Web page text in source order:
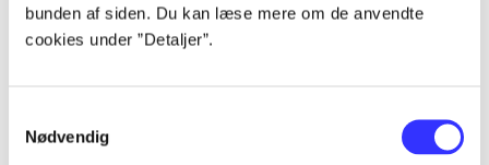
bunden af siden. Du kan læse mere om de anvendte
cookies under ”Detaljer”.
Nødvendig
Alle registrerede artikler fordelt på udgivelser